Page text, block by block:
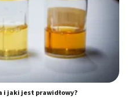
i jaki jest prawidłowy?